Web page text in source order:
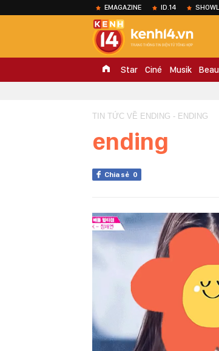
EMAGAZINE ID.14
Star Ciné Musik
TIN TỨC VỀ ENDING - ENDING
ending
Chia sẻ 0